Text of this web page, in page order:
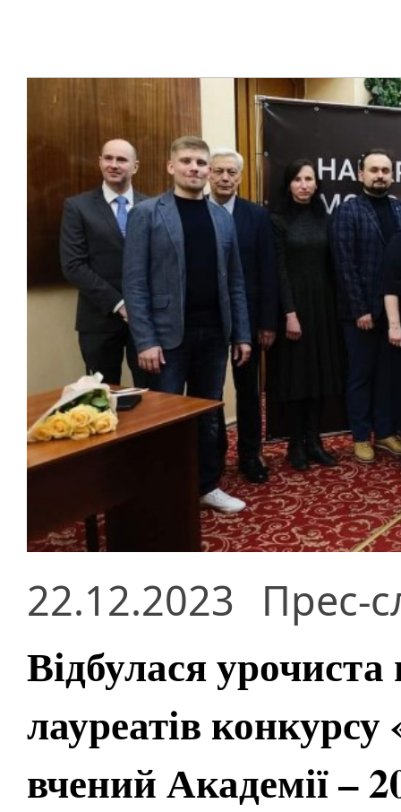
22.12.2023 Прес-
Відбулася
лауреатів
вчений Академії –